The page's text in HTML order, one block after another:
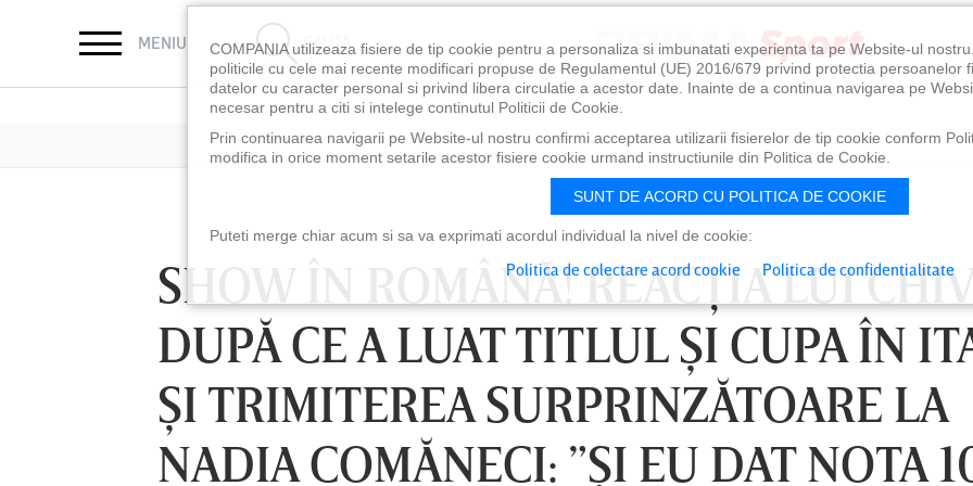
MENIU CAUTĂ
SHOW ÎN ROMÂNĂ! REACŢIA LUI
DUPĂ CE A LUAT TITLUL ŞI CUPA ÎN
ŞI TRIMITEREA SURPRINZĂTOARE LA
NADIA COMĂNECI: ”ŞI EU DAT NOTA
LUNI 10 AUG, 18:30 LUNI 10 AUG, 21:30 VINERI 07 AUG, 21:00
COMPANIA utilizeaza fisiere de tip cookie pentru a personaliza si imbunatati experienta ta pe Website-ul
politicile cu cele mai recente modificari propuse de Regulamentul (UE) 2016/679 privind protectia persoanelor
datelor cu caracter personal si privind libera circulatie a acestor date. Inainte de a continua navigarea pe
necesar pentru a citi si intelege continutul Politicii de Cookie.
Prin continuarea navigarii pe Website-ul nostru confirmi acceptarea utilizarii fisierelor de tip cookie conform
modifica in orice moment setarile acestor fisiere cookie urmand instructiunile din Politica de Cookie.
SUNT DE ACORD CU POLITICA DE COOKIE
Puteti merge chiar acum si sa va exprimati acordul individual la nivel de cookie:
Politica de colectare acord cookie Politica de confidentialitate